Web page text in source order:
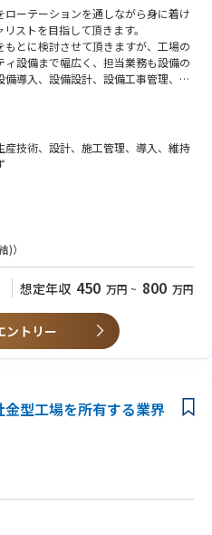
ーテーションを通しながら身に着け
ストを目指して頂きます。
とに検討させて頂きますが、工場の
設備まで幅広く、担当業務も設備の
導入、設備設計、設備工事管理、改
全に関する管理・改善など多岐に渡
知多工場）
細かく分かれておらず、社内では設
ら業務に関わり、定期的なローテー
携わる設備が変わったり、中長期的
一環でキャリアを形成して頂くため
、グループ会社への出向など、状況
勤はなく日勤のみとなります。休日は
基本的に土日がお休みで、当番制の
す。
産技術、設計、施工管理、導入、維持
管理者の資格
)）
想定年収 450 万円 ~ 800 万円
ントリー
金型工場を所有する業界